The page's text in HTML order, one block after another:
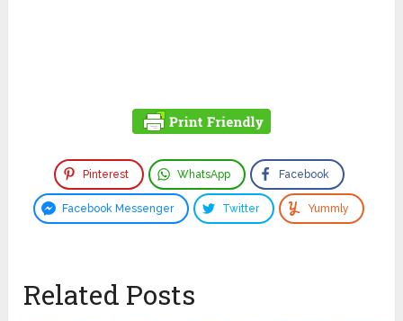
Pinterest WhatsApp Facebook
Facebook Messenger Twitter Yummly
Related Posts